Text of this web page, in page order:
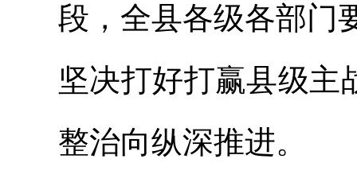
段，全县各级各部门
坚决打好打赢县级主
整治向纵深推进。